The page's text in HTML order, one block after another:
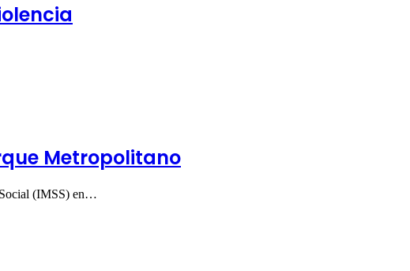
Metropolitano
Social (IMSS) en…